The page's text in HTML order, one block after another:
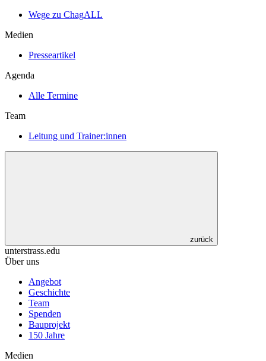
Wege zu ChagALL
Medien
Presseartikel
Agenda
Alle Termine
Team
Leitung und Trainer:innen
zurück
unterstrass.edu
Über uns
Angebot
Geschichte
Team
Spenden
Bauprojekt
150 Jahre
Medien